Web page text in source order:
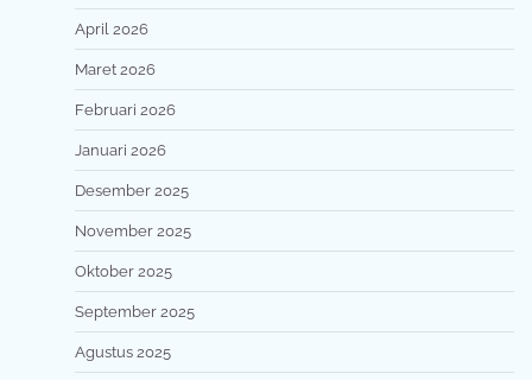
April 2026
Maret 2026
Februari 2026
Januari 2026
Desember 2025
November 2025
Oktober 2025
September 2025
Agustus 2025